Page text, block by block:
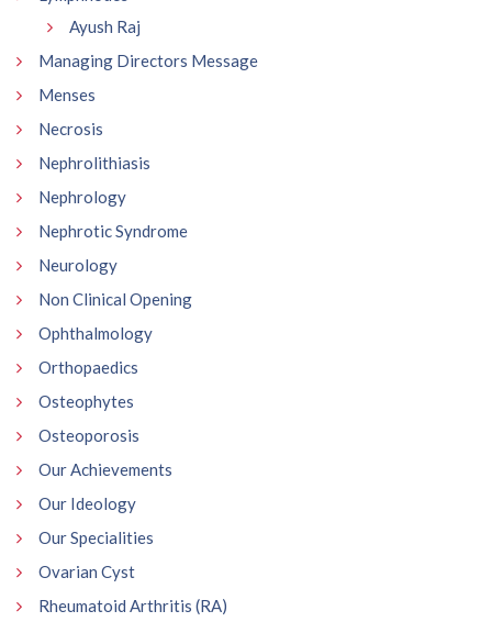
Ayush Raj
Managing Directors Message
Menses
Necrosis
Nephrolithiasis
Nephrology
Nephrotic Syndrome
Neurology
Non Clinical Opening
Ophthalmology
Orthopaedics
Osteophytes
Osteoporosis
Our Achievements
Our Ideology
Our Specialities
Ovarian Cyst
Rheumatoid Arthritis (RA)